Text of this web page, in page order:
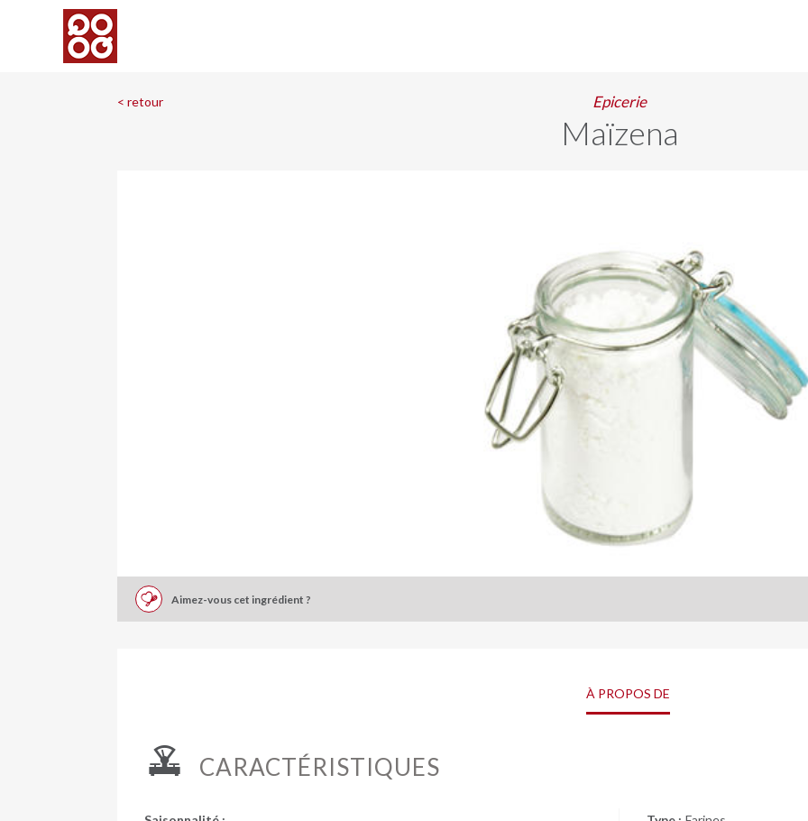
< retour Epicerie
Maïzena
Aimez-vous cet ingrédient ?
À PROPOS DE
CARACTÉRISTIQUES